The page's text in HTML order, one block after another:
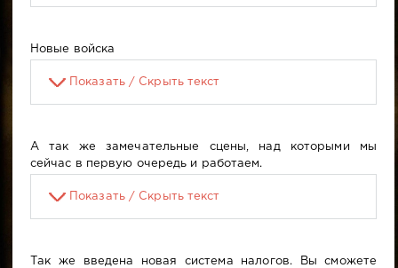
Новые войска
Показать / Скрыть текст
А так же замечательные сцены, над которыми мы
сейчас в первую очередь и работаем.
Показать / Скрыть текст
Так же введена новая система налогов. Вы сможете